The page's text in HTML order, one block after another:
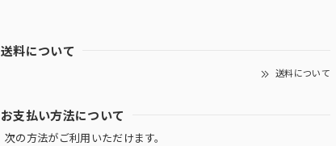
送料について
送料について
お支払い方法について
次の方法がご利用いただけます。